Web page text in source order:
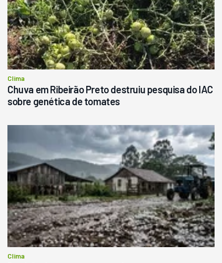
Clima
Chuva em Ribeirão Preto destruiu pesquisa do IAC
sobre genética de tomates
Clima